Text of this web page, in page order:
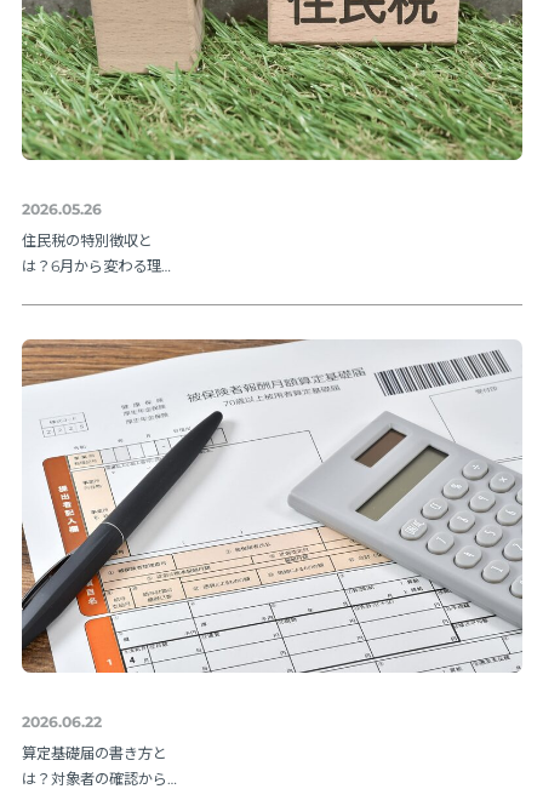
2026.05.26
住民税の特別徴収と
は？6月から変わる理由
2026.06.22
算定基礎届の書き方と
は？対象者の確認から